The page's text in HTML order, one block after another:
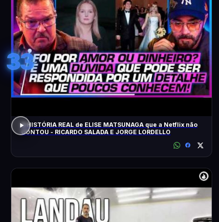
33
A HISTÓRIA REAL de ELISE MATSUNAGA que a Netflix não
CONTOU - RICARDO SALADA E JORGE LORDELLO